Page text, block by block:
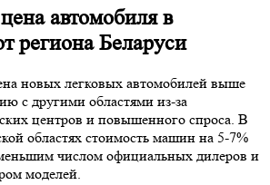
автомобиля в
региона Беларуси
новых легковых автомобилей выше
с другими областями из-за
центров и повышенного спроса. В
областях стоимость машин на 5-7%
числом официальных дилеров и
моделей.